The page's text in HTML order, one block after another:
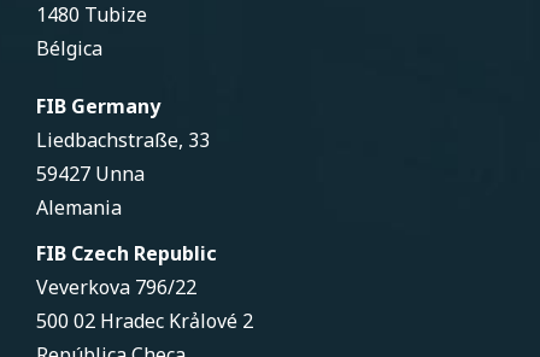
1480 Tubize
Bélgica
FIB Germany
Liedbachstraße, 33
59427 Unna
Alemania
FIB Czech Republic
Veverkova 796/22
500 02 Hradec Krảlové 2